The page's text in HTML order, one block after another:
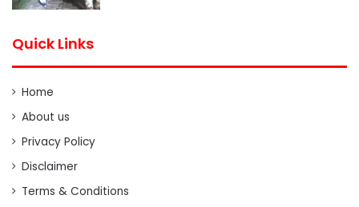
Quick Links
Home
About us
Privacy Policy
Disclaimer
Terms & Conditions